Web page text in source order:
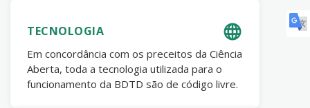
TECNOLOGIA
Em concordância com os preceitos da Ciência
Aberta, toda a tecnologia utilizada para o
funcionamento da BDTD são de código livre.